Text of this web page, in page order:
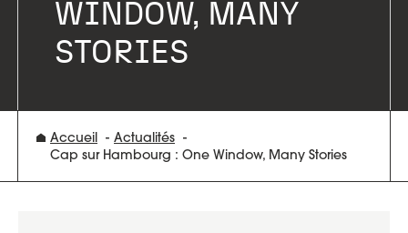
WINDOW, MANY
STORIES
Accueil
Actualités
Cap sur Hambourg : One Window, Many Stories